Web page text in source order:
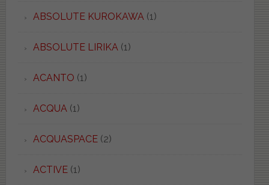
ABSOLUTE KUROKAWA(1)
ABSOLUTE LIRIKA(1)
ACANTO (1)
ACQUA(1)
ACQUASPACE(2)
ACTIVE(1)